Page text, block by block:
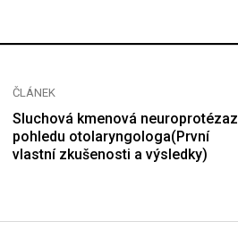
ČLÁNEK
Sluchová kmenová neuroprotézaz
pohledu otolaryngologa(První
vlastní zkušenosti a výsledky)